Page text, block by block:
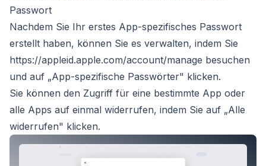
Passwort
Nachdem Sie Ihr erstes App-spezifisches Passwort
erstellt haben, können Sie es verwalten, indem Sie
https://appleid.apple.com/account/manage besuchen
und auf „App-spezifische Passwörter" klicken.
Sie können den Zugriff für eine bestimmte App oder
alle Apps auf einmal widerrufen, indem Sie auf „Alle
widerrufen" klicken.